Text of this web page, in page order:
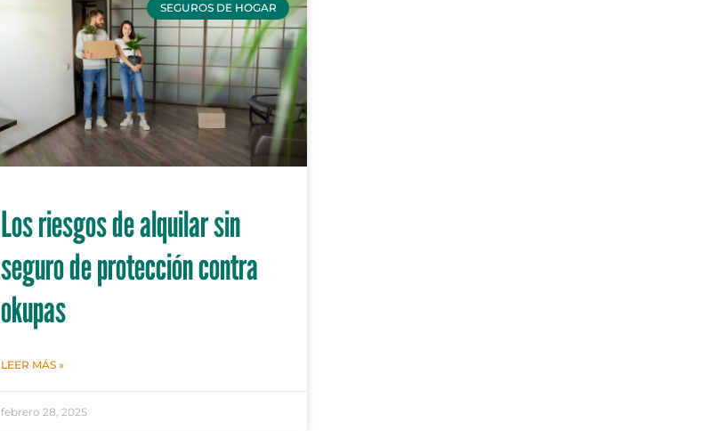
SEGUROS DE HOGAR
Los riesgos de alquilar sin
seguro de protección contra
okupas
LEER MÁS »
febrero 28, 2025